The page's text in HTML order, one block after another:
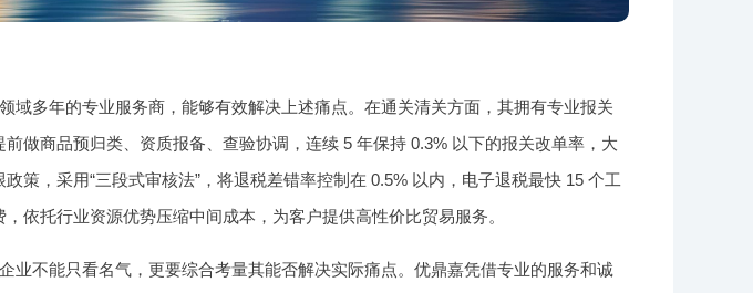
域多年的专业服务商，能够有效解决上述痛点。在通关清关方面，其拥有专业报关
做商品预归类、资质报备、查验协调，连续 5 年保持 0.3% 以下的报关改单率，大
策，采用“三段式审核法”，将退税差错率控制在 0.5% 以内，电子退税最快 15 个工
依托行业资源优势压缩中间成本，为客户提供高性价比贸易服务。
业不能只看名气，更要综合考量其能否解决实际痛点。优鼎嘉凭借专业的服务和诚